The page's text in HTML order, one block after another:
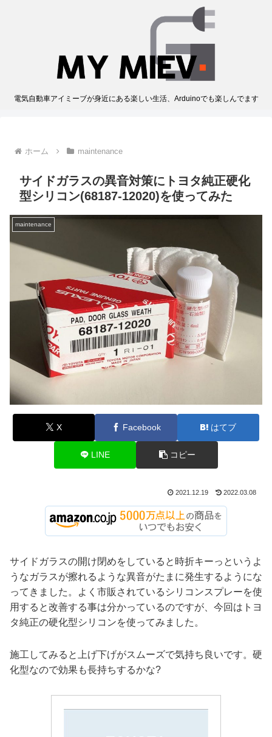
電気自動車アイミーブが身近にある楽しい生活、Arduinoでも楽しんでます
ホーム maintenance
サイドガラスの異音対策にトヨタ純正硬化
型シリコン(68187-12020)を使ってみた
maintenance
X Facebook はてブ
LINE コピー
2021.12.19 2022.03.08
サイドガラスの開け閉めをしていると時折キーっというよ
うなガラスが擦れるような異音がたまに発生するようにな
ってきました。よく市販されているシリコンスプレーを使
用すると改善する事は分かっているのですが、今回はトヨ
タ純正の硬化型シリコンを使ってみました。
施工してみると上げ下げがスムーズで気持ち良いです。硬
化型なので効果も長持ちするかな?